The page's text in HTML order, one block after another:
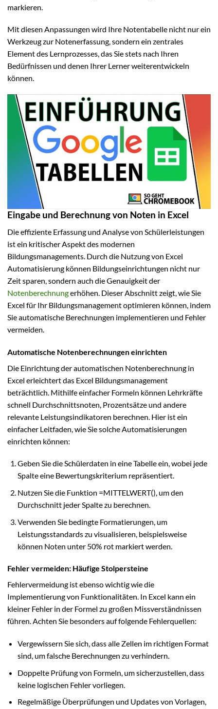
markieren.
Mit diesen Anpassungen wird Ihre Notentabelle nicht nur ein
Werkzeug zur Notenerfassung, sondern ein zentrales
Element des Lernprozesses, das Sie stets nach Ihren
Bedürfnissen und denen Ihrer Lerner weiterentwickeln
können.
Eingabe und Berechnung von Noten in Excel
Die effiziente Erfassung und Analyse von Schülerleistungen
ist ein kritischer Aspekt des modernen
Bildungsmanagements. Durch die Nutzung von Excel
Automatisierung können Bildungseinrichtungen nicht nur
Zeit sparen, sondern auch die Genauigkeit der
Notenberechnungerhöhen. Dieser Abschnitt zeigt, wie Sie
Excel für Ihr Bildungsmanagement optimieren können, indem
Sie automatische Berechnungen implementieren und Fehler
vermeiden.
Automatische Notenberechnungen einrichten
Die Einrichtung der automatischen Notenberechnung in
Excel erleichtert das Excel Bildungsmanagement
beträchtlich. Mithilfe einfacher Formeln können Lehrkräfte
schnell Durchschnittsnoten, Prozentsätze und andere
relevante Leistungsindikatoren berechnen. Hier ist ein
einfacher Leitfaden, wie Sie solche Automatisierungen
einrichten können:
Geben Sie die Schülerdaten in eine Tabelle ein, wobei jede
Spalte eine Bewertungskriterium repräsentiert.
Nutzen Sie die Funktion =MITTELWERT(), um den
Durchschnitt jeder Spalte zu berechnen.
Verwenden Sie bedingte Formatierungen, um
Leistungsstandards zu visualisieren, beispielsweise
können Noten unter 50% rot markiert werden.
Fehler vermeiden: Häufige Stolpersteine
Fehlervermeidung ist ebenso wichtig wie die
Implementierung von Funktionalitäten. In Excel kann ein
kleiner Fehler in der Formel zu großen Missverständnissen
führen. Achten Sie besonders auf folgende Fehlerquellen:
Vergewissern Sie sich, dass alle Zellen im richtigen Format
sind, um falsche Berechnungen zu verhindern.
Doppelte Prüfung von Formeln, um sicherzustellen, dass
keine logischen Fehler vorliegen.
Regelmäßige Überprüfungen und Updates von Vorlagen,